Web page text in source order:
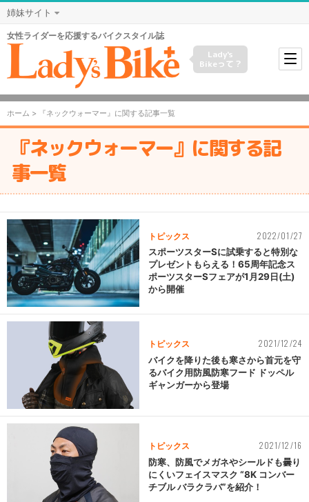
姉妹サイト
女性ライダーを応援するバイクスタイル誌
Lady's
Bikeって？
ホーム > 『ネックウォーマー』に関する記事一覧
『ネックウォーマー』に関する記
事一覧
トピックス 2022/01/27
スポーツスターSに試乗すると特別な
プレゼントもらえる！65周年記念ス
ポーツスターSフェアが1月29日(土)
から開催
トピックス 2021/12/24
バイクを降りた後も寒さから首元を守
るバイク用防風防寒フード ドッペル
ギャンガーから登場
トピックス 2021/12/16
防寒、防風でメガネやシールドも曇り
にくいフェイスマスク “8K コンバー
チブル バラクラバ”を紹介！